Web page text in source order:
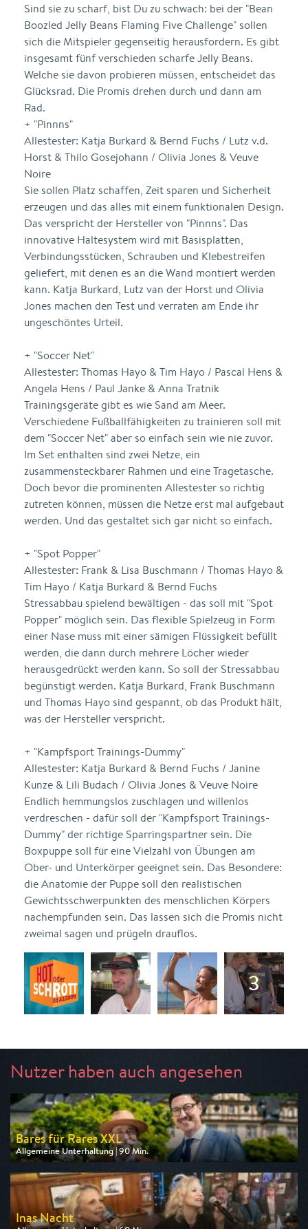
Sind sie zu scharf, bist Du zu schwach: bei der "Bean
Boozled Jelly Beans Flaming Five Challenge" sollen
sich die Mitspieler gegenseitig herausfordern. Es gibt
insgesamt fünf verschieden scharfe Jelly Beans.
Welche sie davon probieren müssen, entscheidet das
Glücksrad. Die Promis drehen durch und dann am
Rad.
+ "Pinnns"
Allestester: Katja Burkard & Bernd Fuchs / Lutz v.d.
Horst & Thilo Gosejohann / Olivia Jones & Veuve
Noire
Sie sollen Platz schaffen, Zeit sparen und Sicherheit
erzeugen und das alles mit einem funktionalen Design.
Das verspricht der Hersteller von "Pinnns". Das
innovative Haltesystem wird mit Basisplatten,
Verbindungsstücken, Schrauben und Klebestreifen
geliefert, mit denen es an die Wand montiert werden
kann. Katja Burkard, Lutz van der Horst und Olivia
Jones machen den Test und verraten am Ende ihr
ungeschöntes Urteil.
+ "Soccer Net"
Allestester: Thomas Hayo & Tim Hayo / Pascal Hens &
Angela Hens / Paul Janke & Anna Tratnik
Trainingsgeräte gibt es wie Sand am Meer.
Verschiedene Fußballfähigkeiten zu trainieren soll mit
dem "Soccer Net" aber so einfach sein wie nie zuvor.
Im Set enthalten sind zwei Netze, ein
zusammensteckbarer Rahmen und eine Tragetasche.
Doch bevor die prominenten Allestester so richtig
zutreten können, müssen die Netze erst mal aufgebaut
werden. Und das gestaltet sich gar nicht so einfach.
+ "Spot Popper"
Allestester: Frank & Lisa Buschmann / Thomas Hayo &
Tim Hayo / Katja Burkard & Bernd Fuchs
Stressabbau spielend bewältigen - das soll mit "Spot
Popper" möglich sein. Das flexible Spielzeug in Form
einer Nase muss mit einer sämigen Flüssigkeit befüllt
werden, die dann durch mehrere Löcher wieder
herausgedrückt werden kann. So soll der Stressabbau
begünstigt werden. Katja Burkard, Frank Buschmann
und Thomas Hayo sind gespannt, ob das Produkt hält,
was der Hersteller verspricht.
+ "Kampfsport Trainings-Dummy"
Allestester: Katja Burkard & Bernd Fuchs / Janine
Kunze & Lili Budach / Olivia Jones & Veuve Noire
Endlich hemmungslos zuschlagen und willenlos
verdreschen - dafür soll der "Kampfsport Trainings-
Dummy" der richtige Sparringspartner sein. Die
Boxpuppe soll für eine Vielzahl von Übungen am
Ober- und Unterkörper geeignet sein. Das Besondere:
die Anatomie der Puppe soll den realistischen
Gewichtsschwerpunkten des menschlichen Körpers
nachempfunden sein. Das lassen sich die Promis nicht
zweimal sagen und prügeln drauflos.
Nutzer haben auch angesehen
Bares für Rares XXL
Allgemeine Unterhaltung | 90 Min.
Ausgestrahlt von ZDF
am 12.08.2026, 20:15
Inas Nacht